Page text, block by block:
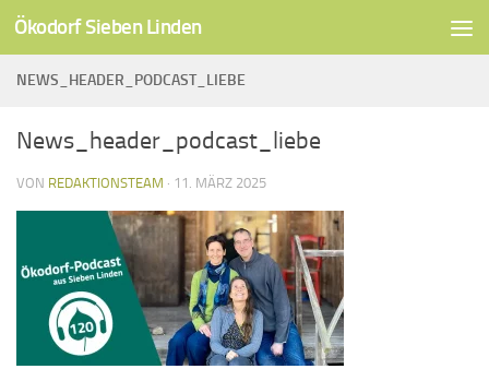
Unter dem Inhalt
Ökodorf Sieben Linden
NEWS_HEADER_PODCAST_LIEBE
News_header_podcast_liebe
VON REDAKTIONSTEAM · 11. MÄRZ 2025